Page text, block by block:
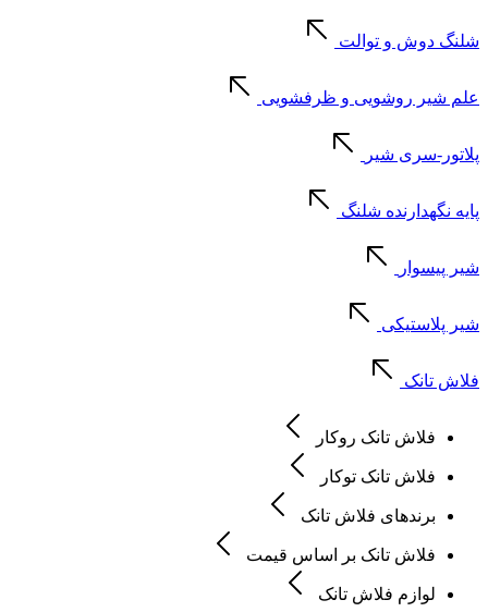
شلنگ دوش و توالت
علم شیر روشویی و ظرفشویی
پلاتور-سری شیر
پایه نگهدارنده شلنگ
شیر پیسوار
شیر پلاستیکی
فلاش تانک
فلاش تانک روکار
فلاش تانک توکار
برندهای فلاش تانک
فلاش تانک بر اساس قیمت
لوازم فلاش تانک